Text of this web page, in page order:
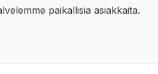
paikallisia asiakkaita.